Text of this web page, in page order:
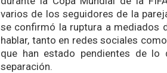
varios de los seguidores de la
se confirmó la ruptura a mediados
hablar, tanto en redes sociales
que han estado pendientes de
separación.